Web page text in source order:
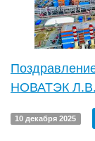
НОВАТЭК
10 декабря 2025